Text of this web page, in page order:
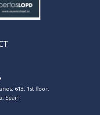
613, 1st floor.
Spain